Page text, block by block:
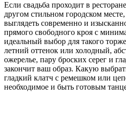
Если свадьба проходит в
другом стильном городском
выглядеть современно и
прямого свободного кроя с
идеальный выбор для такого
летний оттенок или холодный,
ожерелье, пару броских серег и
закончит ваш образ. Какую
гладкий клатч с ремешком или
необходимое и быть готовым